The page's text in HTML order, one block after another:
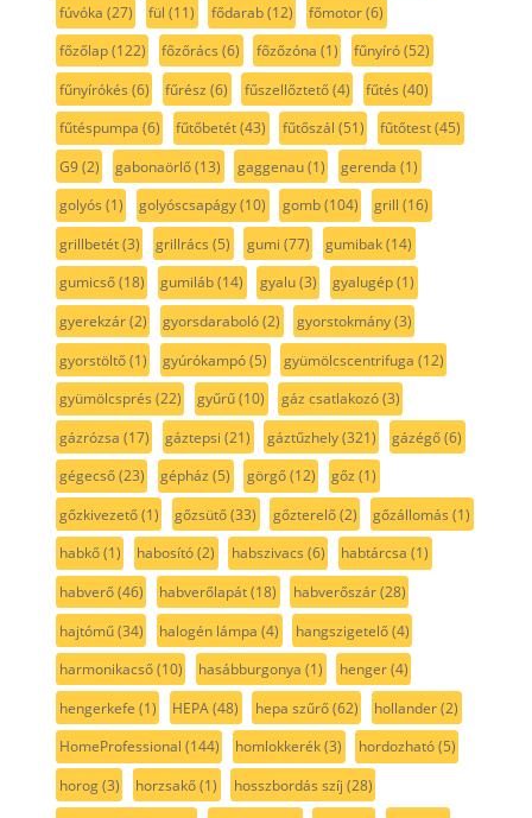
fúvóka (27) fül (11) fődarab(12) főmotor(6)
főzőlap(122) főzőrács (6) főzőzóna (1) fűnyíró(52)
fűnyírókés (6) fűrész (6) fűszellőztető(4) fűtés (40)
fűtéspumpa (6) fűtőbetét(43) fűtőszál (51) fűtőtest(45)
G9(2) gabonaörlő(13) gaggenau(1) gerenda (1)
golyós (1) golyóscsapágy(10) gomb(104) grill (16)
grillbetét(3) grillrács (5) gumi (77) gumibak(14)
gumicső(18) gumiláb(14) gyalu(3) gyalugép(1)
gyerekzár(2) gyorsdaraboló(2) gyorstokmány(3)
gyorstöltő(1) gyúrókampó(5) gyümölcscentrifuga (12)
gyümölcsprés (22) gyűrű(10) gáz csatlakozó(3)
gázrózsa (17) gáztepsi (21) gáztűzhely(321) gázégő(6)
gégecső(23) gépház (5) görgő(12) gőz (1)
gőzkivezető(1) gőzsütő(33) gőzterelő(2) gőzállomás (1)
habkő(1) habosító(2) habszivacs (6) habtárcsa (1)
habverő(46) habverőlapát(18) habverőszár(28)
hajtómű(34) halogén lámpa (4) hangszigetelő(4)
harmonikacső(10) hasábburgonya (1) henger(4)
hengerkefe (1) HEPA(48) hepa szűrő(62) hollander(2)
HomeProfessional (144) homlokkerék(3) hordozható(5)
horog(3) horzsakő(1) hosszbordás szíj (28)